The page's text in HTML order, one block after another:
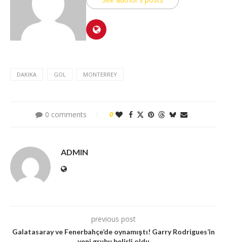
DAKIKA GOL MONTERREY
0 comments 0
ADMIN
previous post
Galatasaray ve Fenerbahçe’de oynamıştı! Garry Rodrigues’in